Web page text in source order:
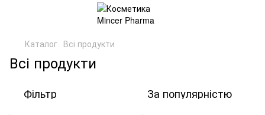
Каталог Всі продукти
Всі продукти
Фільтр За популярністю